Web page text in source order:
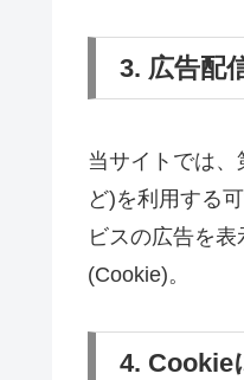
3. 広告配
当サイトでは
ど)を利用する
ビスの広告を
(Cookie)。
4. Cookie